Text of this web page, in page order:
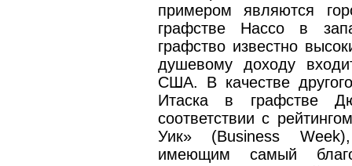
примером являются
графстве Нассо в
графство известно
душевому доходу
США. В качестве
Итаска в графстве
соответствии с
Уик» (Business
имеющим самый